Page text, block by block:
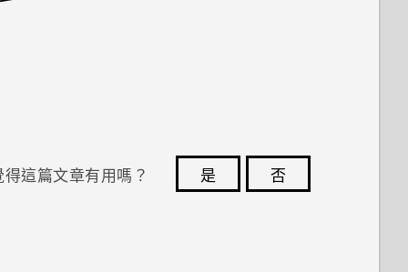
得這篇文章有用嗎？ 是
否